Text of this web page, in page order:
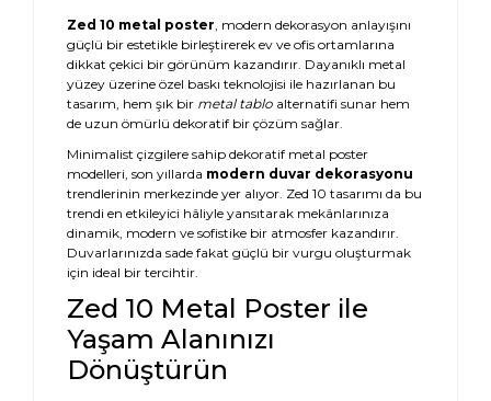
Zed 10 metal poster, modern dekorasyon anlayışını
güçlü bir estetikle birleştirerek ev ve ofis ortamlarına
dikkat çekici bir görünüm kazandırır. Dayanıklı metal
yüzey üzerine özel baskı teknolojisi ile hazırlanan bu
tasarım, hem şık bir metal tablo alternatifi sunar hem
de uzun ömürlü dekoratif bir çözüm sağlar.
Minimalist çizgilere sahip dekoratif metal poster
modelleri, son yıllarda modern duvar dekorasyonu
trendlerinin merkezinde yer alıyor. Zed 10 tasarımı da bu
trendi en etkileyici hâliyle yansıtarak mekânlarınıza
dinamik, modern ve sofistike bir atmosfer kazandırır.
Duvarlarınızda sade fakat güçlü bir vurgu oluşturmak
için ideal bir tercihtir.
Zed 10 Metal Poster ile
Yaşam Alanınızı
Dönüştürün